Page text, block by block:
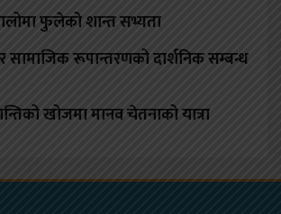
फुलेको शान्त सभ्यता
सामाजिक रूपान्तरणको दार्शनिक सम्बन्ध
खोजमा मानव चेतनाको यात्रा